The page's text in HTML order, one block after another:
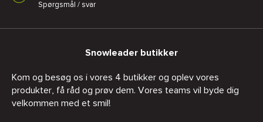
Spørgsmål / svar
Snowleader butikker
Kom og besøg os i vores 4 butikker og oplev vores
produkter, få råd og prøv dem. Vores teams vil byde dig
velkommen med et smil!